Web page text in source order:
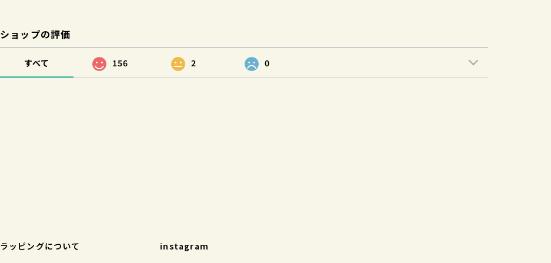
ショップの評価
すべて 156 2 0
ラッピングについて
instagram